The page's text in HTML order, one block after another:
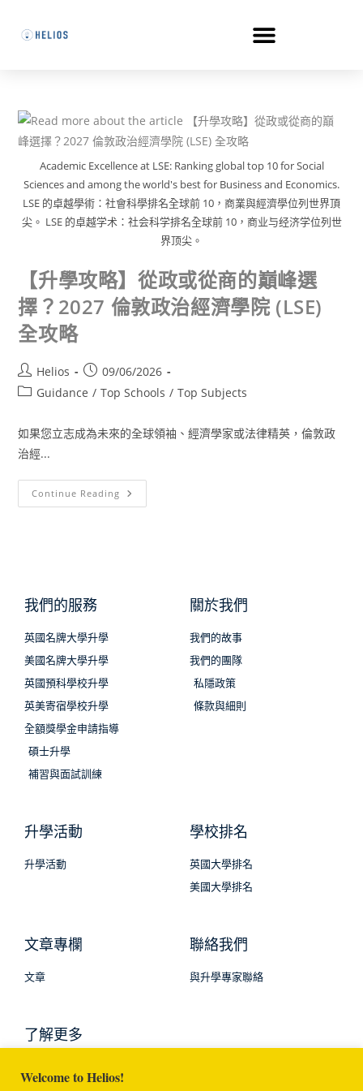
Academic Excellence at LSE: Ranking global top 10 for Social
Sciences and among the world's best for Business and Economics.
LSE 的卓越學術：社會科學排名全球前 10，商業與經濟學位列世界頂
尖。 LSE 的卓越学术：社会科学排名全球前 10，商业与经济学位列世
界顶尖。
【升學攻略】從政或從商的巔峰選
擇？2027 倫敦政治經濟學院 (LSE)
全攻略
Helios
09/06/2026
Guidance / Top Schools / Top Subjects
如果您立志成為未來的全球領袖、經濟學家或法律精英，倫敦政
治經...
Continue Reading
我們的服務
英國名牌大學升學
美國名牌大學升學
英國預科學校升學
英美寄宿學校升學
全額獎學金申請指導
碩士升學
補習與面試訓練
關於我們
我們的故事
我們的團隊
私隱政策
條款與細則
升學活動
升學活動
學校排名
英國大學排名
美國大學排名
文章專欄
文章
聯絡我們
與升學專家聯絡
了解更多
Welcome to Helios!